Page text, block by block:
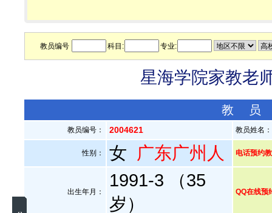
教员编号 科目: 专业:
星海学院家教老
教
教员编号： 2004621 教员姓名
性别： 女 广东广州人 电话预约
出生年月：
1991-3 （35
岁）
QQ在线预